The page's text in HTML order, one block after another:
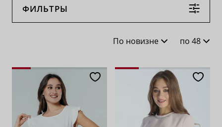
ФИЛЬТРЫ
По новизне
По популярности
По возрастанию цены
по 48
28